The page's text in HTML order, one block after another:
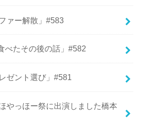
ァー解散」#583
べたその後の話」#582
ゼント選び」#581
やっほー祭に出演しました橋本